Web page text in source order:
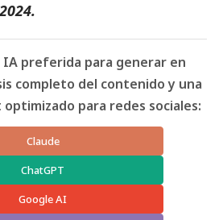
IA preferida para generar en
completo del contenido y una
para redes sociales:
Claude
ChatGPT
Google AI